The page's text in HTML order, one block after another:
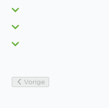
Vorige